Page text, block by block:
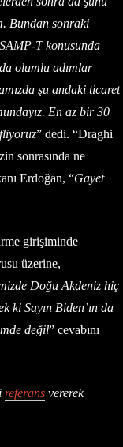
Bundan sonraki
T konusunda
olumlu adımlar
şu andaki ticaret
En az bir 30
” dedi. “Draghi
sonrasında ne
Erdoğan, “Gayet
girişiminde
üzerine,
Doğu Akdeniz hiç
ki Sayın Biden’ın da
değil” cevabını
referans vererek